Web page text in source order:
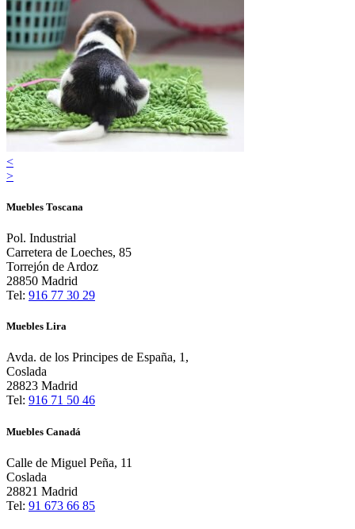
<
>
Muebles Toscana
Pol. Industrial
Carretera de Loeches, 85
Torrejón de Ardoz
28850 Madrid
Tel: 916 77 30 29
Muebles Lira
Avda. de los Principes de España, 1,
Coslada
28823 Madrid
Tel: 916 71 50 46
Muebles Canadá
Calle de Miguel Peña, 11
Coslada
28821 Madrid
Tel: 91 673 66 85